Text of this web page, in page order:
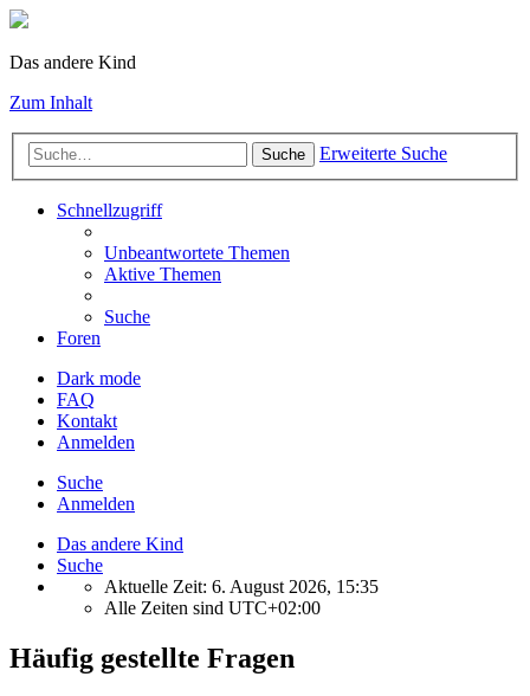
Das andere Kind
Zum Inhalt
Suche Erweiterte Suche
Schnellzugriff
Unbeantwortete Themen
Aktive Themen
Suche
Foren
Dark mode
FAQ
Kontakt
Anmelden
Suche
Anmelden
Das andere Kind
Suche
Aktuelle Zeit: 6. August 2026, 15:35
Alle Zeiten sind UTC+02:00
Häufig gestellte Fragen